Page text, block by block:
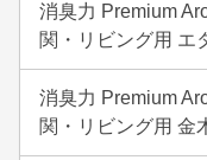
消臭力 Premium
関・リビング用 エ
消臭力 Premium
関・リビング用 金